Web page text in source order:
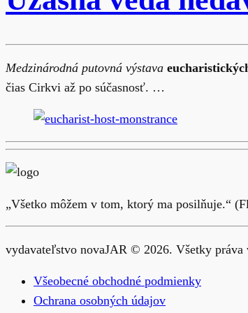
Medzinárodná putovná výstava
čias Cirkvi až po súčasnosť. …
„Všetko môžem v tom, ktorý ma posilňuje.“
vydavateľstvo novaJAR © 2026. Všetky práva
Všeobecné obchodné podmienky
Ochrana osobných údajov